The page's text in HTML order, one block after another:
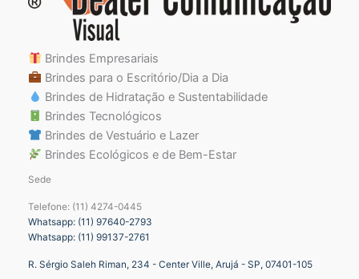
Brindes Empresariais
Brindes para o Escritório/Dia a Dia
Brindes de Hidratação e Sustentabilidade
Brindes Tecnológicos
Brindes de Vestuário e Lazer
Brindes Ecológicos e de Bem-Estar
Sede
Telefone: (11) 4274-0445
Whatsapp: (11) 97640-2793
Whatsapp: (11) 99137-2761
R. Sérgio Saleh Riman, 234 - Center Ville, Arujá - SP, 07401-105